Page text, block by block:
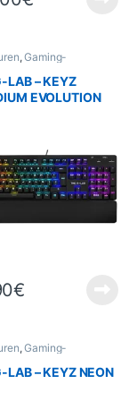
,Gaming-
,Informatik,
LAB – KEYZ
EVOLUTION
€
,Gaming-
,Informatik,
LAB – KEYZ NEON